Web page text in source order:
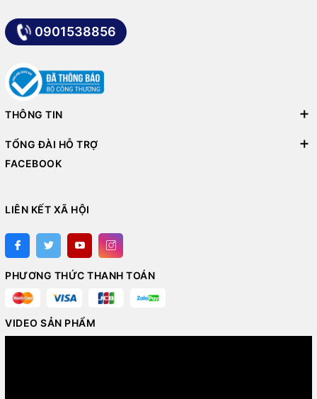
0901538856
THÔNG TIN
TỔNG ĐÀI HỖ TRỢ
FACEBOOK
LIÊN KẾT XÃ HỘI
PHƯƠNG THỨC THANH TOÁN
VIDEO SẢN PHẨM